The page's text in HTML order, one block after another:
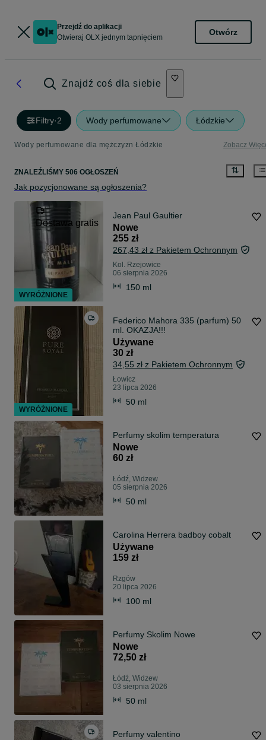
Przejdź do aplikacji
Otwieraj OLX jednym tapnięciem
Otwórz
Znajdź coś dla siebie
Filtry·2 Wody perfumowane Łódzkie
Wody perfumowane dla mężczyzn Łódzkie Zobacz
ZNALEŹLIŚMY 506 OGŁOSZEŃ
Jak pozycjonowane są ogłoszenia?
Dostawa gratis
Jean Paul Gaultier
Nowe
255 zł
267,43 zł z Pakietem Ochronnym
Kol. Rzejowice
06 sierpnia 2026
150 ml
Federico Mahora 335 (parfum) 50
ml. OKAZJA!!!
Używane
30 zł
34,55 zł z Pakietem Ochronnym
Łowicz
23 lipca 2026
50 ml
Perfumy skolim temperatura
Nowe
60 zł
Łódź, Widzew
05 sierpnia 2026
50 ml
Carolina Herrera badboy cobalt
Używane
159 zł
Rzgów
20 lipca 2026
100 ml
Perfumy Skolim Nowe
Nowe
72,50 zł
Łódź, Widzew
03 sierpnia 2026
50 ml
Perfumy valentino
WYRÓŻNIONE
WYRÓŻNIONE